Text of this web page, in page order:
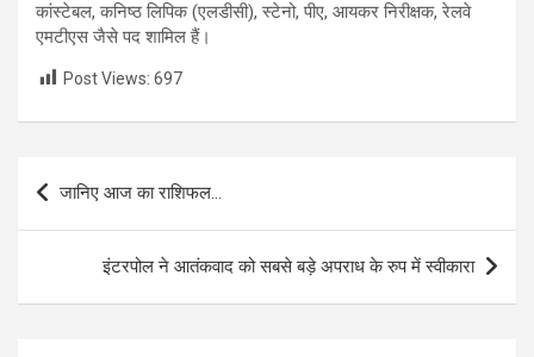
कांस्टेबल, कनिष्ठ लिपिक (एलडीसी), स्टेनो, पीए, आयकर निरीक्षक, रेलवे
एमटीएस जैसे पद शामिल हैं।
Post Views: 697
Post
navigation
जानिए आज का राशिफल…
इंटरपोल ने आतंकवाद को सबसे बड़े अपराध के रुप में स्वीकारा